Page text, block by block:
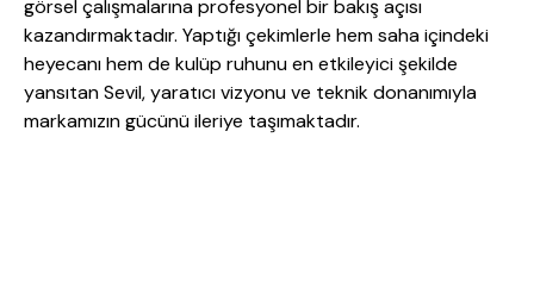
görsel çalışmalarına profesyonel bir bakış açısı
kazandırmaktadır. Yaptığı çekimlerle hem saha içindeki
heyecanı hem de kulüp ruhunu en etkileyici şekilde
yansıtan Sevil, yaratıcı vizyonu ve teknik donanımıyla
markamızın gücünü ileriye taşımaktadır.